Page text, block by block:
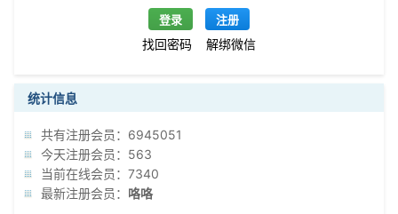
登录 注册
找回密码 解绑微信
统计信息
共有注册会员：6945051
今天注册会员：563
当前在线会员：7340
最新注册会员： 咯咯